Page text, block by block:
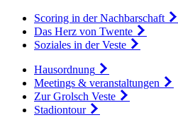
Scoring in der Nachbarschaft
Das Herz von Twente
Soziales in der Veste
Hausordnung
Meetings & veranstaltungen
Zur Grolsch Veste
Stadiontour